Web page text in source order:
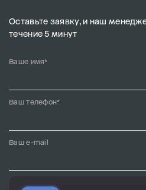
Оставьте заявку, и наш
течение 5 минут
Ваше имя*
Ваш телефон*
Ваш e-mail